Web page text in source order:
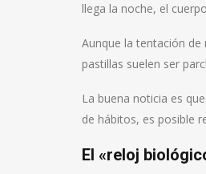
llega la noche, el
Aunque la tentación de
pastillas suelen ser
La buena noticia es
de hábitos, es posible
El «reloj